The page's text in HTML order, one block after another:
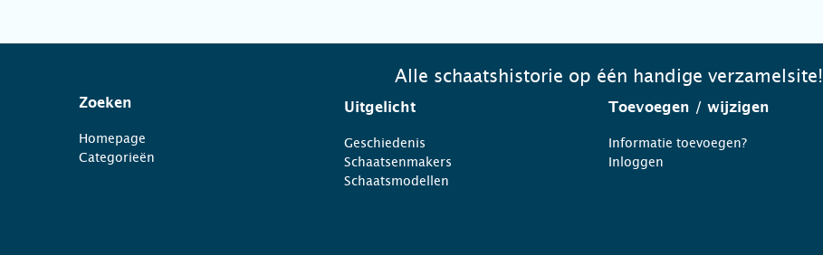
Alle schaatshistorie op één handige verzamelsite!
Zoeken
Homepage
Categorieën
Uitgelicht
Geschiedenis
Schaatsenmakers
Schaatsmodellen
Toevoegen / wijzigen
Informatie toevoegen?
Inloggen